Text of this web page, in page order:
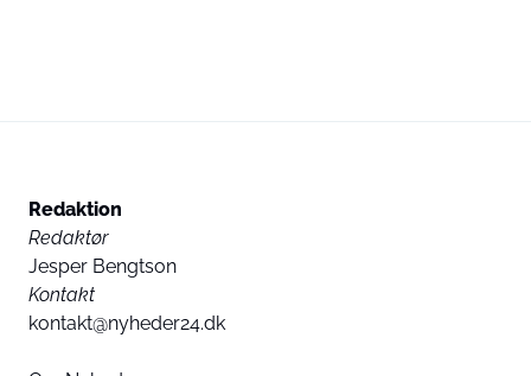
Redaktion
Redaktør
Jesper Bengtson
Kontakt
kontakt@nyheder24.dk